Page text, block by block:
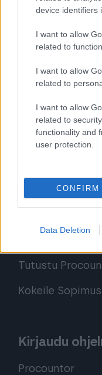
device identifiers
I want to allow
related to
I want to allow
related to
I want to allow
related to
functionality and
user protection.
CONFIRM
Data Deletion
Ratkaisut
Procountor
Sopimuskone
Finago Sign
Procountor
Tutustu
Kokeile
Kirjaudu
Procountor